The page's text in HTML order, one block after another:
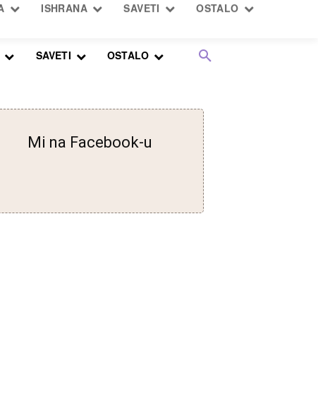
SAVETI OSTALO
Mi na Facebook-u